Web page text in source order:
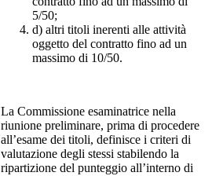
5/50;
d) altri titoli inerenti alle attività
oggetto del contratto fino ad un
massimo di 10/50.
La Commissione esaminatrice nella
riunione preliminare, prima di procedere
all’esame dei titoli, definisce i criteri di
valutazione degli stessi stabilendo la
ripartizione del punteggio all’interno di